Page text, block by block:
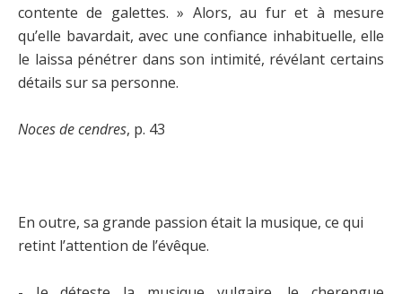
contente de galettes. » Alors, au fur et à mesure
qu’elle bavardait, avec une confiance inhabituelle, elle
le laissa pénétrer dans son intimité, révélant certains
détails sur sa personne.
Noces de cendres, p. 43
En outre, sa grande passion était la musique, ce qui
retint l’attention de l’évêque.